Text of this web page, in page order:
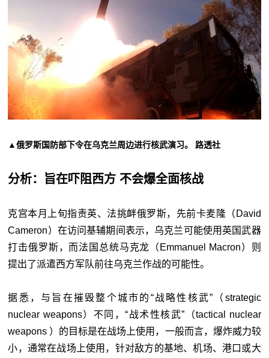
▲俄罗斯国防部下令在乌克兰周边进行核武演习。 路透社
分析：旨在吓阻西方 不会爆全面核战
克宫本月上旬指责英、法挑衅俄罗斯，先前卡麦隆（David
Cameron）在访问基辅期间表示，乌克兰可能使用英国武器
打击俄罗斯，而法国总统马克龙（Emmanuel Macron）则
提出了派遣西方军队前往乌克兰作战的可能性。
据悉，与旨在摧毁整个城市的“战略性核武”（strategic
nuclear weapons）不同，“战术性核武”（tactical nuclear
weapons ）的目标是在战场上使用，一般而言，爆炸威力较
小，通常在战场上使用，针对敌方的基地、机场、港口或大